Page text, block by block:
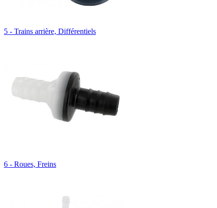
5 - Trains arrière, Différentiels
6 - Roues, Freins